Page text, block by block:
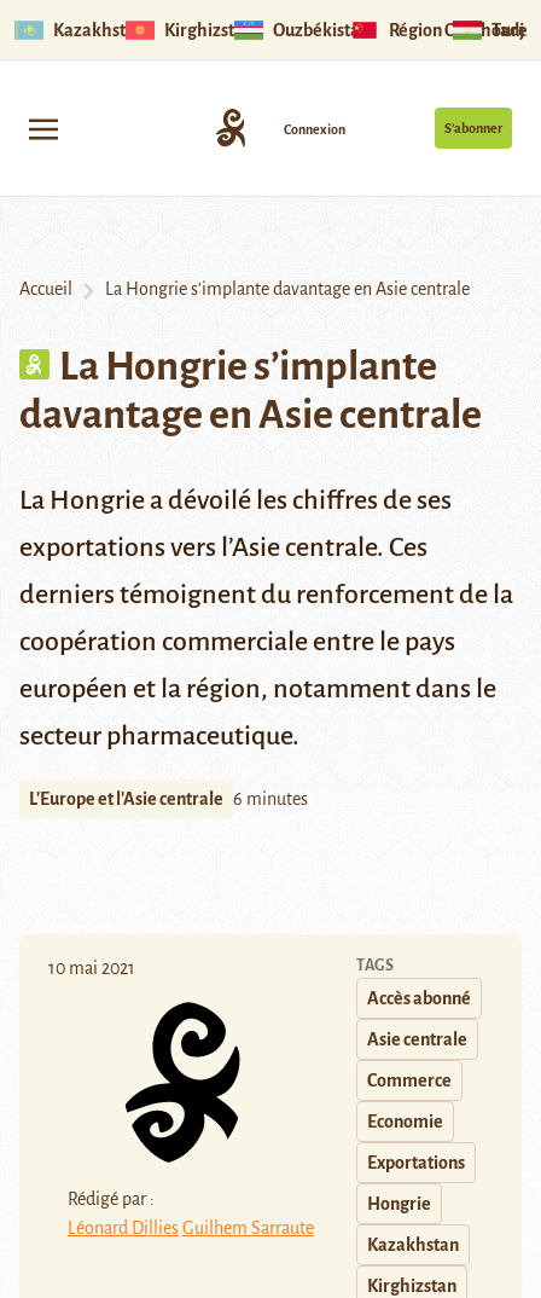
Kazakhstan Kirghizstan Ouzbékistan Région Ouïghoure
S’abonner
Connexion
Accueil La Hongrie s’implante davantage en Asie centrale
La Hongrie s’implante
davantage en Asie centrale
La Hongrie a dévoilé les chiffres de ses
exportations vers l’Asie centrale. Ces
derniers témoignent du renforcement de la
coopération commerciale entre le pays
européen et la région, notamment dans le
secteur pharmaceutique.
L'Europe et l'Asie centrale 6 minutes
10 mai 2021
Rédigé par :
Léonard DilliesGuilhem Sarraute
TAGS
Accès abonné
Asie centrale
Commerce
Economie
Exportations
Hongrie
Kazakhstan
Kirghizstan